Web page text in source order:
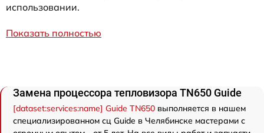
использовании.
Показать полностью
Замена процессора тепловизора TN650 Guide
[dataset:services:name] Guide TN650 выполняется в нашем
специализированном сц Guide в Челябинске мастерами с